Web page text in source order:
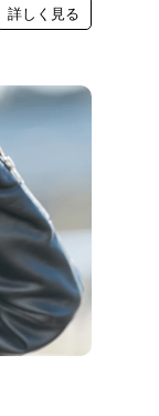
詳しく見る